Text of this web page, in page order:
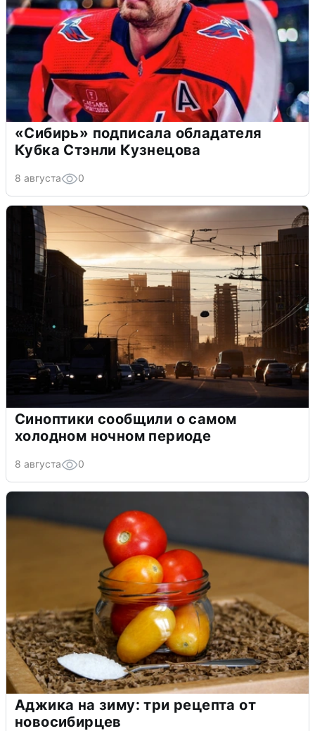
«Сибирь» подписала обладателя
Кубка Стэнли Кузнецова
8 августа 0
Синоптики сообщили о самом
холодном ночном периоде
8 августа 0
Аджика на зиму: три рецепта от
новосибирцев